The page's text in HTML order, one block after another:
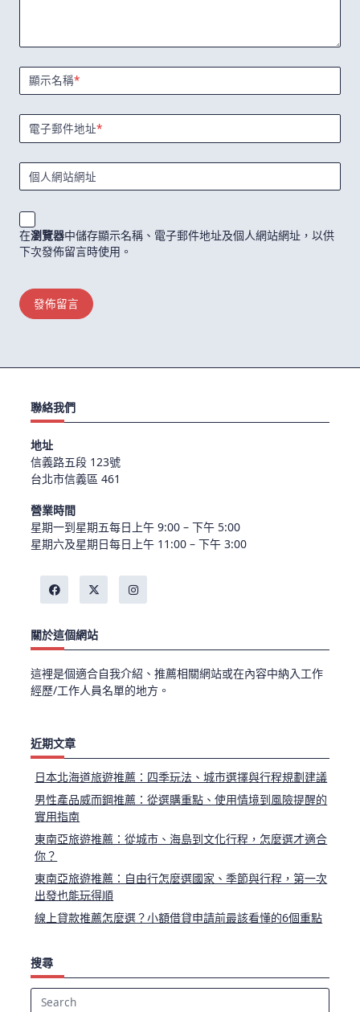
顯示名稱*
電子郵件地址*
個人網站網址
在瀏覽器中儲存顯示名稱、電子郵件地址及個人網站網址，以供
下次發佈留言時使用。
聯絡我們
地址
信義路五段 123號
台北市信義區 461
營業時間
星期一到星期五每日上午 9:00 – 下午 5:00
星期六及星期日每日上午 11:00 – 下午 3:00
關於這個網站
這裡是個適合自我介紹、推薦相關網站或在內容中納入工作
經歷/工作人員名單的地方。
近期文章
日本北海道旅遊推薦：四季玩法、城市選擇與行程規劃建議
男性產品威而鋼推薦：從選購重點、使用情境到風險提醒的
實用指南
東南亞旅遊推薦：從城市、海島到文化行程，怎麼選才適合
你？
東南亞旅遊推薦：自由行怎麼選國家、季節與行程，第一次
出發也能玩得順
線上貸款推薦怎麼選？小額借貸申請前最該看懂的6個重點
搜尋
Search